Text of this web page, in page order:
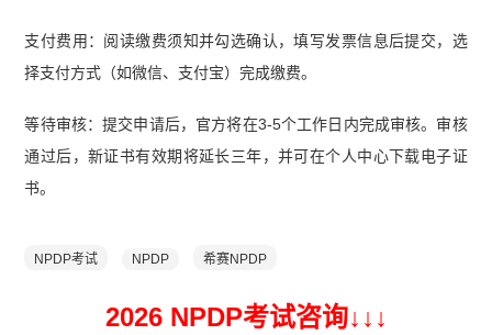
支付费用：阅读缴费须知并勾选确认，填写发票信息后提交，选
择支付方式（如微信、支付宝）完成缴费。
等待审核：提交申请后，官方将在3-5个工作日内完成审核。审核
通过后，新证书有效期将延长三年，并可在个人中心下载电子证
书。
NPDP考试 NPDP 希赛NPDP
2026 NPDP考试咨询↓ ↓ ↓